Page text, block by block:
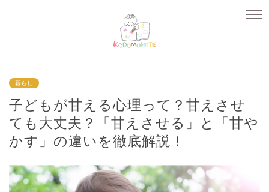
暮らし
子どもが甘える心理って？甘えさせ
ても大丈夫？「甘えさせる」と「甘や
かす」の違いを徹底解説！